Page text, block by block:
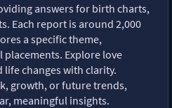
answers for birth charts,
Each report is around 2,000
a specific theme,
Explore love
life changes with clarity.
growth, or future trends,
meaningful insights.